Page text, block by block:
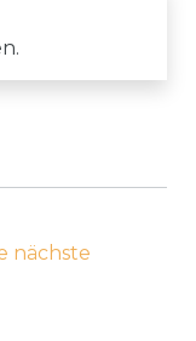
nächste